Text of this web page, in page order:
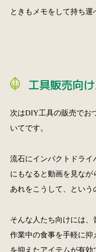
ときもメモをして持ち運
工具販売向
次はDIY工具の販売でお
いてです。
流石にインパクトドライ
にもなると動画を見な
あれをこうして、という
そんな人たち向けには
作業中の食事を手軽に
を抑えたアイテムが有効